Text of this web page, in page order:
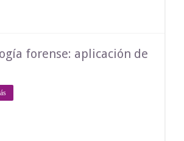
forense: aplicación de